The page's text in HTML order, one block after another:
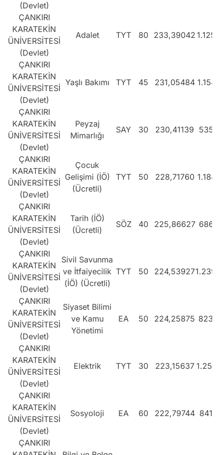
(Devlet)
ÇANKIRI
KARATEKİN
ÜNİVERSİTESİ
(Devlet)
Adalet TYT 80 233,39042
ÇANKIRI
KARATEKİN
ÜNİVERSİTESİ
(Devlet)
Yaşlı Bakımı TYT 45 231,05484
ÇANKIRI
KARATEKİN
ÜNİVERSİTESİ
(Devlet)
Peyzaj
Mimarlığı
SAY 30 230,41139
ÇANKIRI
KARATEKİN
ÜNİVERSİTESİ
(Devlet)
Çocuk
Gelişimi (İÖ)
(Ücretli)
TYT 50 228,71760
ÇANKIRI
KARATEKİN
ÜNİVERSİTESİ
(Devlet)
Tarih (İÖ)
(Ücretli)
SÖZ 40 225,86627
ÇANKIRI
KARATEKİN
ÜNİVERSİTESİ
(Devlet)
Sivil Savunma
ve İtfaiyecilik
(İÖ) (Ücretli)
TYT 50 224,53927
ÇANKIRI
KARATEKİN
ÜNİVERSİTESİ
(Devlet)
Siyaset Bilimi
ve Kamu
Yönetimi
EA 50 224,25875
ÇANKIRI
KARATEKİN
ÜNİVERSİTESİ
(Devlet)
Elektrik TYT 30 223,15637
ÇANKIRI
KARATEKİN
ÜNİVERSİTESİ
(Devlet)
Sosyoloji EA 60 222,79744
ÇANKIRI